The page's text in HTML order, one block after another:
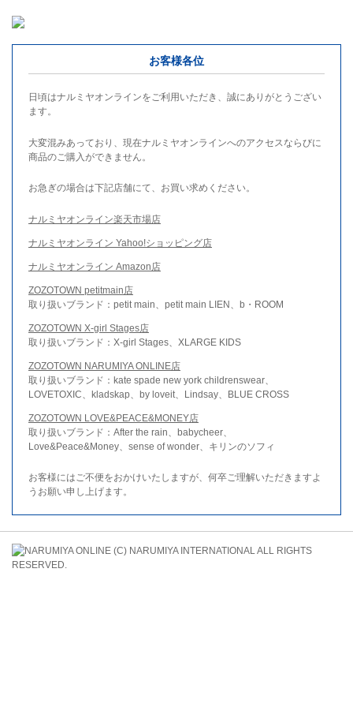
お客様各位
日頃はナルミヤオンラインをご利用いただき、誠にありがとうござい
ます。
大変混みあっており、現在ナルミヤオンラインへのアクセスならびに
商品のご購入ができません。
お急ぎの場合は下記店舗にて、お買い求めください。
ナルミヤオンライン楽天市場店
ナルミヤオンライン Yahoo!ショッピング店
ナルミヤオンライン Amazon店
ZOZOTOWN petitmain店
取り扱いブランド：petit main、petit main LIEN、b・ROOM
ZOZOTOWN X-girl Stages店
取り扱いブランド：X-girl Stages、XLARGE KIDS
ZOZOTOWN NARUMIYA ONLINE店
取り扱いブランド：kate spade new york childrenswear、
LOVETOXIC、kladskap、by loveit、Lindsay、BLUE CROSS
ZOZOTOWN LOVE&PEACE&MONEY店
取り扱いブランド：After the rain、babycheer、
Love&Peace&Money、sense of wonder、キリンのソフィ
お客様にはご不便をおかけいたしますが、何卒ご理解いただきますよ
うお願い申し上げます。